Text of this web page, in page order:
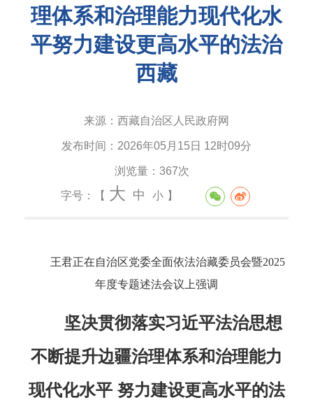
理体系和治理能力现代化水
平努力建设更高水平的法治
西藏
来源： 西藏自治区人民政府网
发布时间： 2026年05月15日 12时09分
浏览量： 367次
字号：【 大 中 小 】
王君正在自治区党委全面依法治藏委员会暨2025
年度专题述法会议上强调
坚决贯彻落实习近平法治思想
不断提升边疆治理体系和治理能力
现代化水平 努力建设更高水平的法